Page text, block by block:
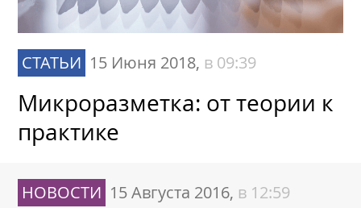
СТАТЬИ 15 Июня 2018, в 09:39
Микроразметка: от теории к
практике
НОВОСТИ 15 Августа 2016, в 12:59